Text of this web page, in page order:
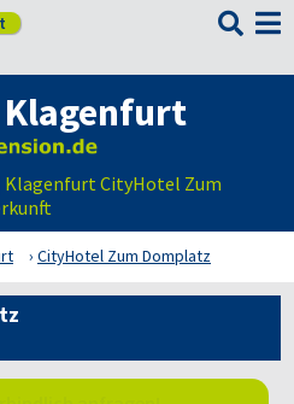

Klagenfurt
CityHotel Zum
CityHotel Zum Domplatz